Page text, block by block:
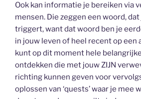
Ook kan informatie je bereiken via
mensen. Die zeggen een woord,
triggert, want dat woord ben je
in jouw leven of heel recent op een
kunt op dit moment hele
ontdekken die met jouw ZIJN
richting kunnen geven voor
oplossen van ‘quests’ waar je mee